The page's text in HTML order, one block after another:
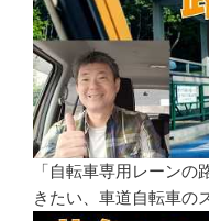
「自転車専用レーン
きたい、車道自転車の